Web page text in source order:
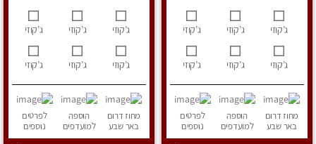
ג’קוזי ג’קוזי ג’קוזי
ג’קוזי ג’קוזי ג’קוזי
מחוז דרום
באר שבע
הוספה
למועדפים
לפרטים
נוספים
ג’קוזי ג’קוזי ג’קוזי
ג’קוזי ג’קוזי ג’קוזי
מחוז דרום
באר שבע
הוספה
למועדפים
לפרטים
נוספים